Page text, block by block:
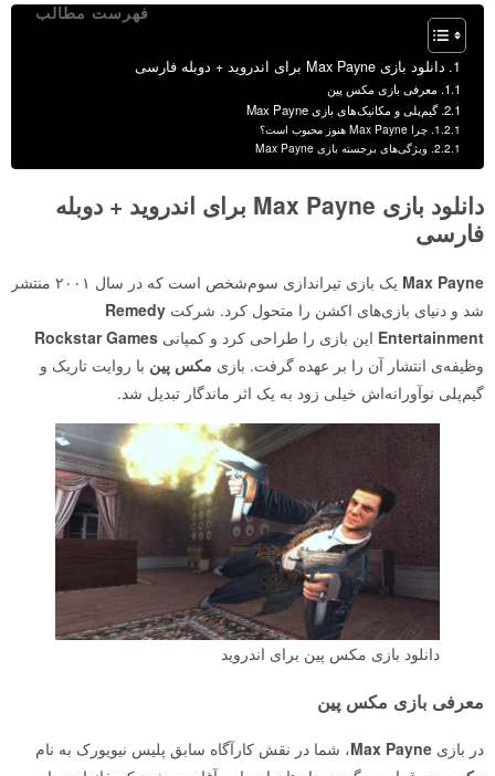
فهرست مطالب
دانلود بازی Max Payne برای اندروید + دوبله فارسی
معرفی بازی مکس پین
گیم‌پلی و مکانیک‌های بازی Max Payne
چرا Max Payne هنوز محبوب است؟
ویژگی‌های برجسته بازی Max Payne
دانلود بازی Max Payne برای اندروید + دوبله
فارسی
Max Payne
یک بازی تیراندازی سوم‌شخص است که در سال ۲۰۰۱ منتشر
شد و دنیای بازی‌های اکشن را متحول کرد. شرکت Remedy
Entertainment این بازی را طراحی کرد و کمپانی Rockstar Games
وظیفه‌ی انتشار آن را بر عهده گرفت. بازی مکس پین با روایت تاریک و
گیم‌پلی نوآورانه‌اش خیلی زود به یک اثر ماندگار تبدیل شد.
دانلود بازی مکس پین برای اندروید
معرفی بازی مکس پین
در بازی Max Payne، شما در نقش کارآگاه سابق پلیس نیویورک به نام